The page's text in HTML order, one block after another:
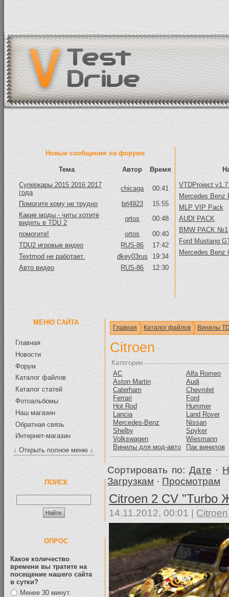
Новые сообщения на форуме
Тема Автор
Время
Суперкары 2015 2016 2017
года
chicaga
00:41
Помогите кому не трудно
brl4923
15:55
Какие моды - читы хотите
видеть в TDU 2
ortos
00:48
помогите!
ortos
00:40
TDU2 игровые видео
RUS-86
17:42
Textmod не работает.
dkey03rus
19:34
Авто видео
RUS-86 12:30
VTDProject
Mercedes Benz
MLP VIP Pack
AUDI PACK
BMW PACK №1
Ford Mustang
Mercedes Benz
МЕНЮ САЙТА
Главная
Новости
Форум
Каталог файлов
Каталог статей
Фотоальбомы
Наш магазин
Обратная связь
Интернет-магазин
↓ Открыть полное меню ↓
ПОИСК
ОПРОС
Какое количество
времени вы тратите на
посещение нашего сайта
в сутки?
Менее 30 минут.
Главная Каталог файлов Винилы
Citroen
Категории
AC
Alfa Romeo
Aston Martin
Audi
Caterham
Chevrolet
Ferrari
Ford
Hot Rod
Hummer
Lancia
Land Rover
Mercedes-Benz
Nissan
Shelby
Spyker
Volkswagen
Wiesmann
Винилы для мод-авто
Пак винилов
Сортировать по: Дате ·
Загрузкам · Просмотрам
Citroen 2 CV "Turbo
14.11.2012, 00:01 | Citroen